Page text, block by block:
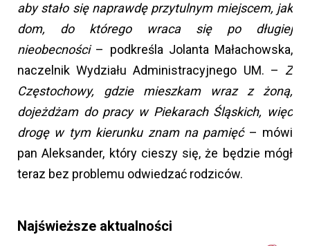
aby stało się naprawdę przytulnym miejscem, jak
dom, do którego wraca się po długiej
nieobecności– podkreśla Jolanta Małachowska,
naczelnik Wydziału Administracyjnego UM. – Z
Częstochowy, gdzie mieszkam wraz z żoną,
dojeżdżam do pracy w Piekarach Śląskich, więc
drogę w tym kierunku znam na pamięć– mówi
pan Aleksander, który cieszy się, że będzie mógł
teraz bez problemu odwiedzać rodziców.
Najświeższe aktualności